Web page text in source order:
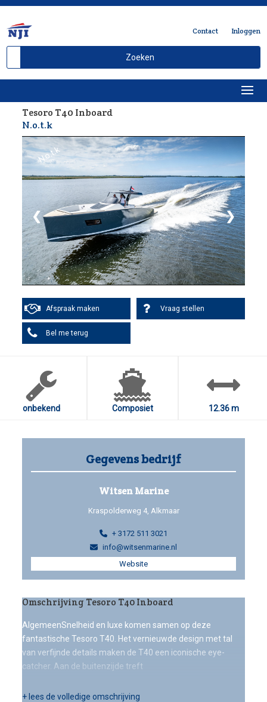
Contact Inloggen
Tesoro T40 Inboard
N.o.t.k
N.o.t.k
❮ ❯
Afspraak maken Vraag stellen
Bel me terug
onbekend Composiet 12.36 m
Gegevens bedrijf
Witsen Marine
Kraspolderweg 4, Alkmaar
+ 3172 511 3021
info@witsenmarine.nl
Website
Omschrijving Tesoro T40 Inboard
AlgemeenSnelheid en luxe komen samen op deze
fantastische Tesoro T40. Het vernieuwde design met tal
van verfijnde details maken de T40 een iconische eye-
catcher. Aan de buitenzijde treft
+ lees de volledige omschrijving